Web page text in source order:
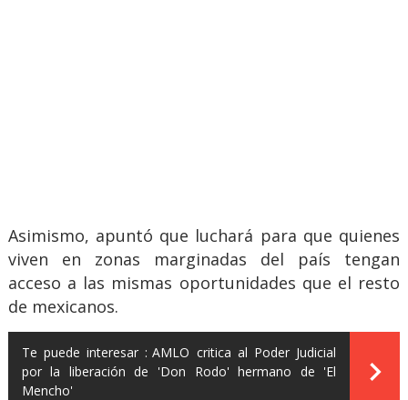
Asimismo, apuntó que luchará para que quienes
viven en zonas marginadas del país tengan
acceso a las mismas oportunidades que el resto
de mexicanos.
Te puede interesar : AMLO critica al Poder Judicial
por la liberación de 'Don Rodo' hermano de 'El
Mencho'